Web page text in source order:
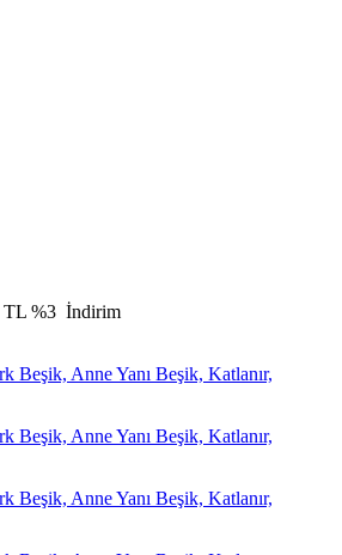
TL %3 İndirim